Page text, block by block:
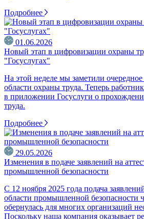
Подробнее
01.06.2026
Новый этап в цифровизации охраны
"Госуслугах"
На этой неделе мы заметили
области охраны труда. Теперь
в приложении Госуслуги о
труда.
Подробнее
29.05.2026
Изменения в подаче заявлений на
промышленной безопасности
С 12 ноября 2025 года подача
области промышленной безопасности
обернулась для многих организаций
Поскольку наша компания оказывает